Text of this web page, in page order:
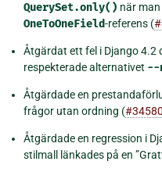
QuerySet.only() när
OneToOneField-referens (
Åtgärdat ett fel i Django 4.2
respekterade alternativet --
Åtgärdade en
frågor utan ordning (#34580
Åtgärdade en regression i
stilmall länkades på en